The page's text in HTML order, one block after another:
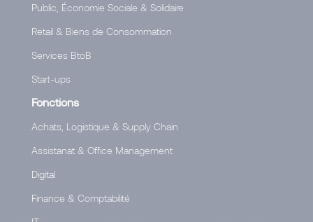
Public, Économie Sociale & Solidaire
Retail & Biens de Consommation
Services BtoB
Start-ups
Fonctions
Achats, Logistique & Supply Chain
Assistanat & Office Management
Digital
Finance & Comptabilité